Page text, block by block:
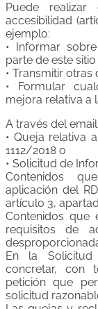
Puede realizar
accesibilidad
ejemplo:
• Informar
parte de este
• Transmitir
• Formular
mejora relativa a
A través del
• Queja relativa
1112/2018 o
• Solicitud de
Contenidos
aplicación del
artículo 3,
Contenidos que
requisitos de
En la Solicitud
concretar, con
petición que
solicitud